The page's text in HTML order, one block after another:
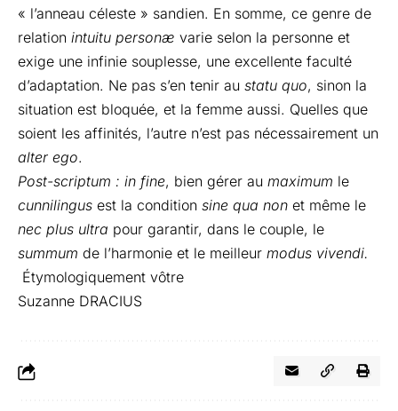
« l’anneau céleste » sandien. En somme, ce genre de
relation intuitu personæ varie selon la personne et
exige une infinie souplesse, une excellente faculté
d’adaptation. Ne pas s’en tenir au statu quo, sinon la
situation est bloquée, et la femme aussi. Quelles que
soient les affinités, l’autre n’est pas nécessairement un
alter ego.
Post-scriptum : in fine, bien gérer au maximum le
cunnilingus est la condition sine qua non et même le
nec plus ultra pour garantir, dans le couple, le
summum de l’harmonie et le meilleur modus vivendi.
Étymologiquement vôtre
Suzanne DRACIUS